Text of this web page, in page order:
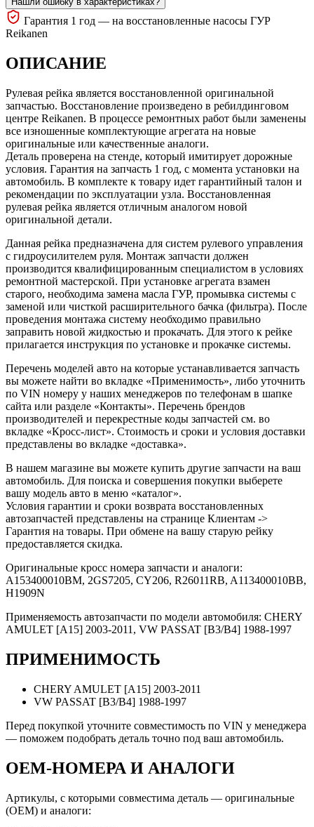
Гарантия 1 год — на восстановленные насосы ГУР
Reikanen
ОПИСАНИЕ
Рулевая рейка является восстановленной оригинальной
запчастью. Восстановление произведено в ребилдинговом
центре Reikanen. В процессе ремонтных работ были заменены
все изношенные комплектующие агрегата на новые
оригинальные или качественные аналоги.
Деталь проверена на стенде, который имитирует дорожные
условия. Гарантия на запчасть 1 год, с момента установки на
автомобиль. В комплекте к товару идет гарантийный талон и
рекомендации по эксплуатации узла. Восстановленная
рулевая рейка является отличным аналогом новой
оригинальной детали.
Данная рейка предназначена для систем рулевого управления
с гидроусилителем руля. Монтаж запчасти должен
производится квалифицированным специалистом в условиях
ремонтной мастерской. При установке агрегата взамен
старого, необходима замена масла ГУР, промывка системы с
заменой или чисткой расширительного бачка (фильтра). После
проведения монтажа систему необходимо правильно
заправить новой жидкостью и прокачать. Для этого к рейке
прилагается инструкция по установке и прокачке системы.
Перечень моделей авто на которые устанавливается запчасть
вы можете найти во вкладке «Применимость», либо уточнить
по VIN номеру у наших менеджеров по телефонам в шапке
сайта или разделе «Контакты». Перечень брендов
производителей и перекрестные коды запчастей см. во
вкладке «Кросс-лист». Стоимость и сроки и условия доставки
представлены во вкладке «доставка».
В нашем магазине вы можете купить другие запчасти на ваш
автомобиль. Для поиска и совершения покупки выберете
вашу модель авто в меню «каталог».
Условия гарантии и сроки возврата восстановленных
автозапчастей представлены на странице Клиентам ->
Гарантия на товары. При обмене на вашу старую рейку
предоставляется скидка.
Оригинальные кросс номера запчасти и аналоги:
A153400010BM, 2GS7205, CY206, R26011RB, A113400010BB,
H1909N
Применяемость автозапчасти по модели автомобиля: CHERY
AMULET [A15] 2003-2011, VW PASSAT [B3/B4] 1988-1997
ПРИМЕНИМОСТЬ
CHERY AMULET [A15] 2003-2011
VW PASSAT [B3/B4] 1988-1997
Перед покупкой уточните совместимость по VIN у менеджера
— поможем подобрать деталь точно под ваш автомобиль.
OEM-НОМЕРА И АНАЛОГИ
Артикулы, с которыми совместима деталь — оригинальные
(OEM) и аналоги: